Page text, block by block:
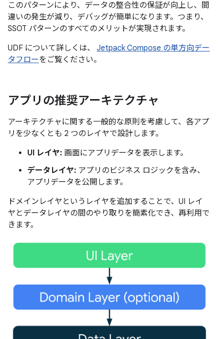
このパターンにより、データの整合性の保証が向上し、間
違いの発生が減り、デバッグが簡単になります。つまり、
SSOT パターンのすべてのメリットが実現されます。
UDF について詳しくは、 Jetpack Compose の単方向デー
タフローをご覧ください。
アプリの推奨アーキテクチャ
アーキテクチャに関する一般的な原則を考慮して、各アプ
リを少なくとも 2 つのレイヤで設計します。
UI レイヤ: 画面にアプリデータを表示します。
データレイヤ: アプリのビジネス ロジックを含み、
アプリデータを公開します。
ドメインレイヤというレイヤを追加することで、UI レイ
ヤとデータレイヤの間のやり取りを簡素化でき、再利用で
きます。